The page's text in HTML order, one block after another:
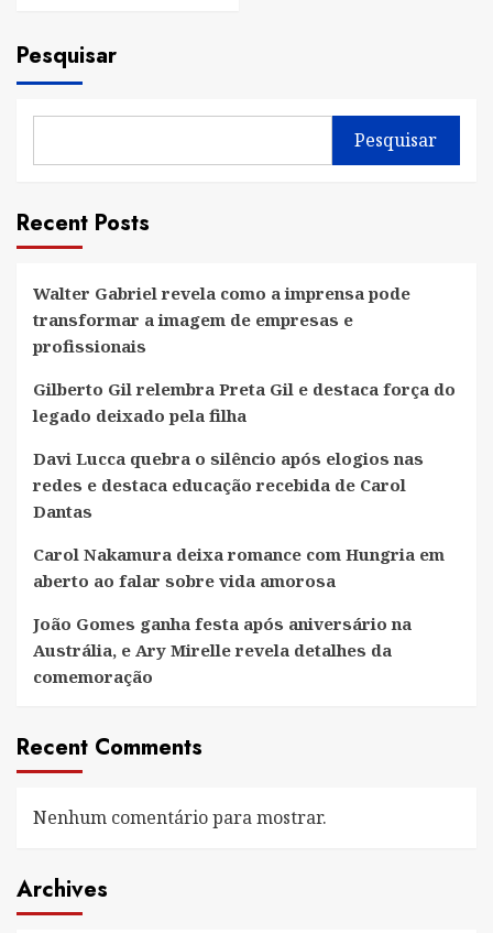
Pesquisar
Pesquisar
Recent Posts
Walter Gabriel revela como a imprensa pode
transformar a imagem de empresas e
profissionais
Gilberto Gil relembra Preta Gil e destaca força do
legado deixado pela filha
Davi Lucca quebra o silêncio após elogios nas
redes e destaca educação recebida de Carol
Dantas
Carol Nakamura deixa romance com Hungria em
aberto ao falar sobre vida amorosa
João Gomes ganha festa após aniversário na
Austrália, e Ary Mirelle revela detalhes da
comemoração
Recent Comments
Nenhum comentário para mostrar.
Archives